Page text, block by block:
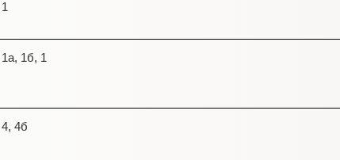
1
1а, 1б, 1
4, 4б